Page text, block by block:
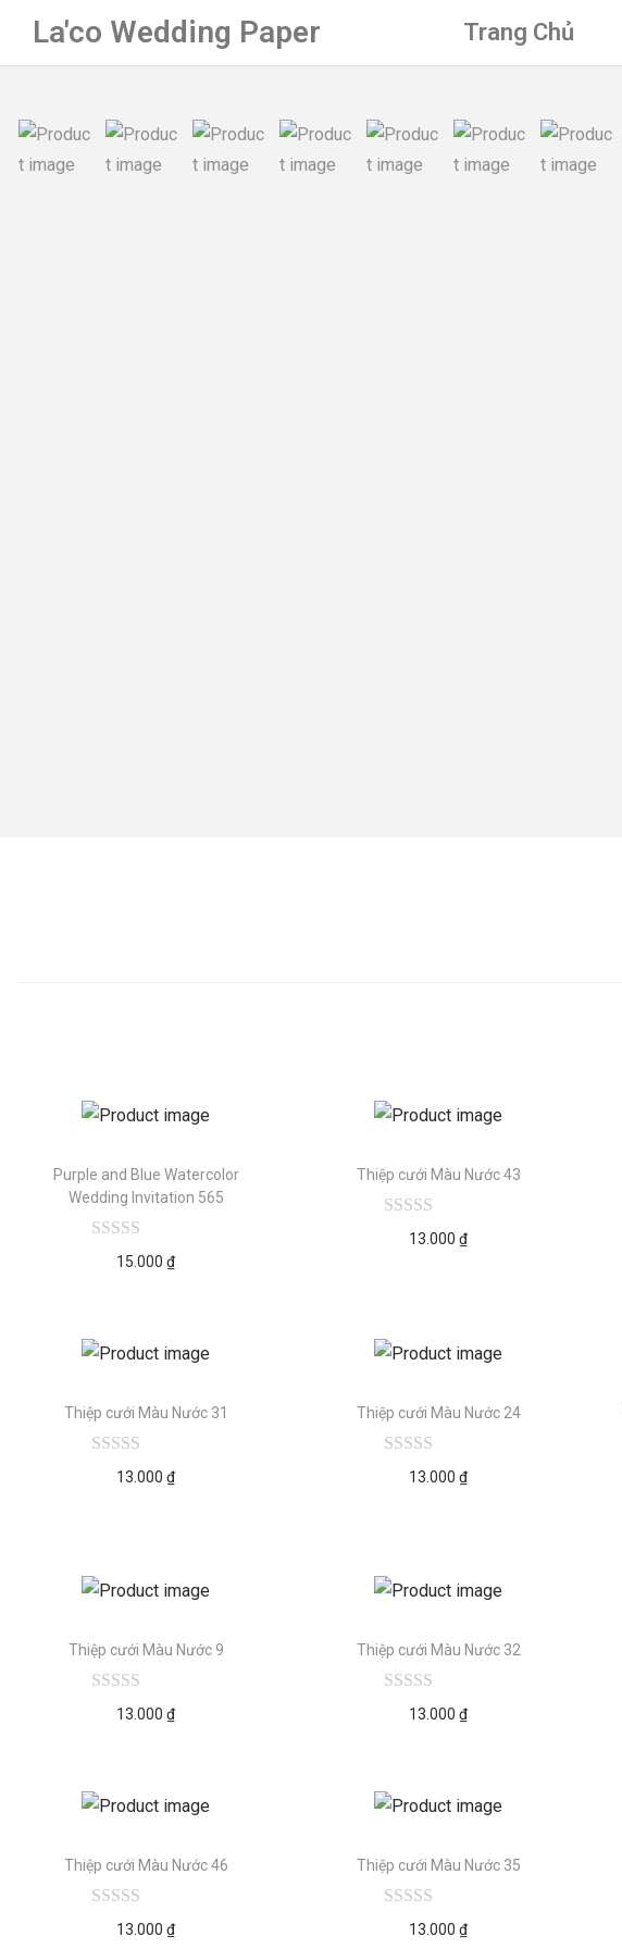
La'co Wedding Paper Trang Chủ
Purple and Blue Watercolor
Wedding Invitation 565
15.000₫
Thiệp cưới Màu Nước 43
13.000₫
Thiệp cưới Màu Nước 31
13.000₫
Thiệp cưới Màu Nước 24
13.000₫
Thiệp cưới Màu Nước 9
13.000₫
Thiệp cưới Màu Nước 32
13.000₫
Thiệp cưới Màu Nước 46
13.000₫
Thiệp cưới Màu Nước 35
13.000₫